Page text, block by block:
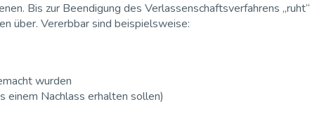
Bis zur Beendigung des Verlassenschaftsverfahrens „ruht“
über. Vererbbar sind beispielsweise:
wurden
einem Nachlass erhalten sollen)